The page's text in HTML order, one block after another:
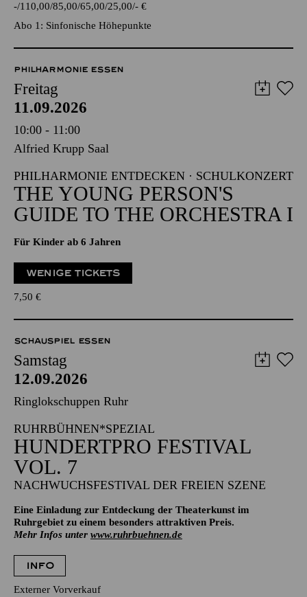
- 110,00 85,00 65,00 25,00 - €
Abo 1: Sinfonische Höhepunkte
PHILHARMONIE ESSEN
Freitag
11.09.2026
10:00 - 11:00
Alfried Krupp Saal
PHILHARMONIE ENTDECKEN · SCHULKONZERT
THE YOUNG PERSON'S
GUIDE TO THE ORCHESTRA I
Für Kinder ab 6 Jahren
WENIGE TICKETS
7,50 €
SCHAUSPIEL ESSEN
Samstag
12.09.2026
Ringlokschuppen Ruhr
RUHRBÜHNEN*SPEZIAL
HUNDERTPRO FESTIVAL
VOL. 7
NACHWUCHSFESTIVAL DER FREIEN SZENE
Eine Einladung zur Entdeckung der Theaterkunst im
Ruhrgebiet zu einem besonders attraktiven Preis.
Mehr Infos unter www.ruhrbuehnen.de
INFO
Externer Vorverkauf